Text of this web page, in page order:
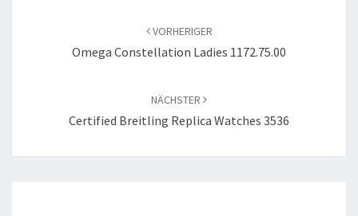
VORHERIGER
Omega Constellation Ladies 1172.75.00
NÄCHSTER
Certified Breitling Replica Watches 3536